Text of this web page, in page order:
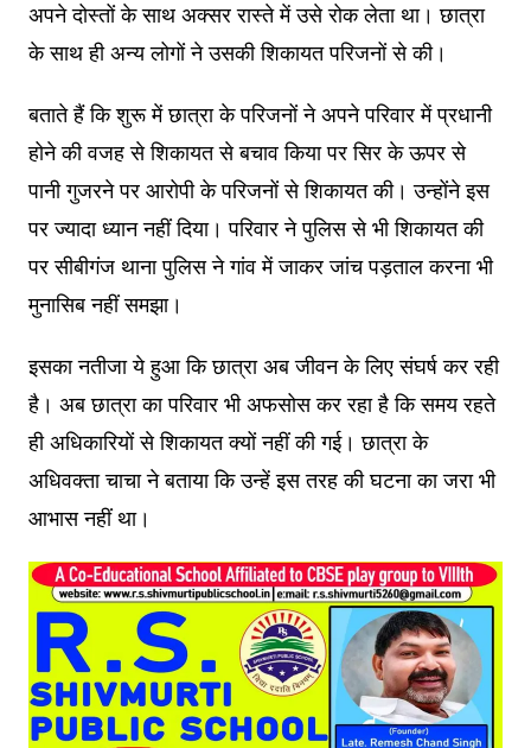
अपने दोस्तों के साथ अक्सर रास्ते में उसे रोक लेता था। छात्रा
के साथ ही अन्य लोगों ने उसकी शिकायत परिजनों से की।
बताते हैं कि शुरू में छात्रा के परिजनों ने अपने परिवार में प्रधानी
होने की वजह से शिकायत से बचाव किया पर सिर के ऊपर से
पानी गुजरने पर आरोपी के परिजनों से शिकायत की। उन्होंने इस
पर ज्यादा ध्यान नहीं दिया। परिवार ने पुलिस से भी शिकायत की
पर सीबीगंज थाना पुलिस ने गांव में जाकर जांच पड़ताल करना भी
मुनासिब नहीं समझा।
इसका नतीजा ये हुआ कि छात्रा अब जीवन के लिए संघर्ष कर रही
है। अब छात्रा का परिवार भी अफसोस कर रहा है कि समय रहते
ही अधिकारियों से शिकायत क्यों नहीं की गई। छात्रा के
अधिवक्ता चाचा ने बताया कि उन्हें इस तरह की घटना का जरा भी
आभास नहीं था।